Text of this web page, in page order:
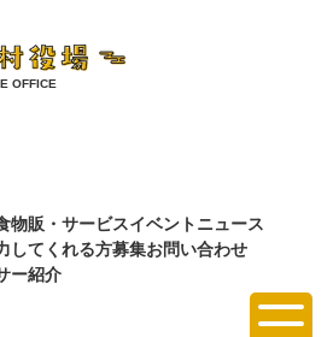
OFFICE
物販・サービスイベントニュース
してくれる方募集お問い合わせ
ー紹介